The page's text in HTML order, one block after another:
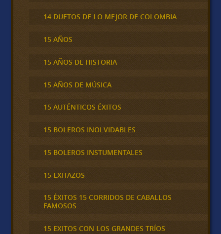
14 DUETOS DE LO MEJOR DE COLOMBIA
15 AÑOS
15 AÑOS DE HISTORIA
15 AÑOS DE MÚSICA
15 AUTÉNTICOS ÉXITOS
15 BOLEROS INOLVIDABLES
15 BOLEROS INSTUMENTALES
15 EXITAZOS
15 ÉXITOS 15 CORRIDOS DE CABALLOS
FAMOSOS
15 EXITOS CON LOS GRANDES TRÍOS